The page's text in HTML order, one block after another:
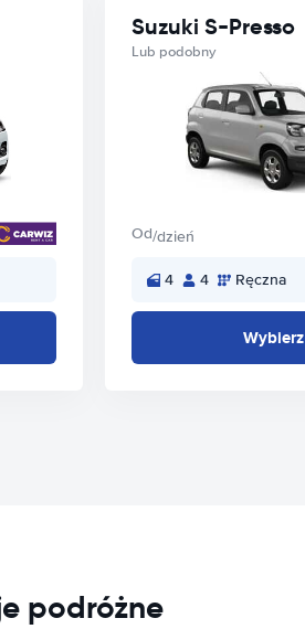
Suzuki S-Presso
Lub podobny
Od/dzień
4 4 Ręczna
Wybierz
podróżne